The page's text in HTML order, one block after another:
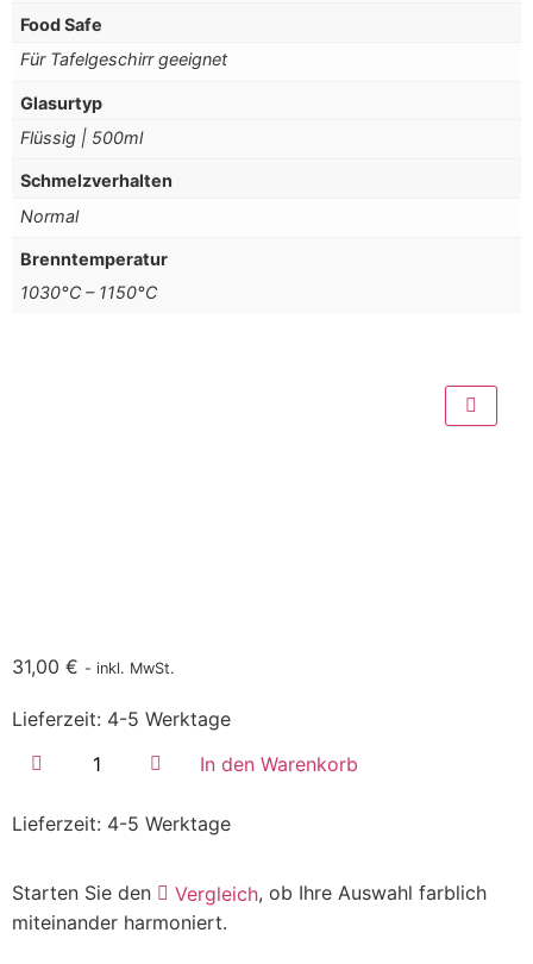
Food Safe
Für Tafelgeschirr geeignet
Glasurtyp
Flüssig | 500ml
Schmelzverhalten
Normal
Brenntemperatur
1030°C – 1150°C
31,00 € - inkl. MwSt.
Lieferzeit: 4-5 Werktage
In den Warenkorb
Lieferzeit: 4-5 Werktage
Starten Sie den Vergleich, ob Ihre Auswahl farblich
miteinander harmoniert.